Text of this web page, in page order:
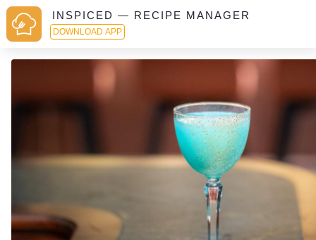
INSPICED — RECIPE MANAGER
DOWNLOAD APP